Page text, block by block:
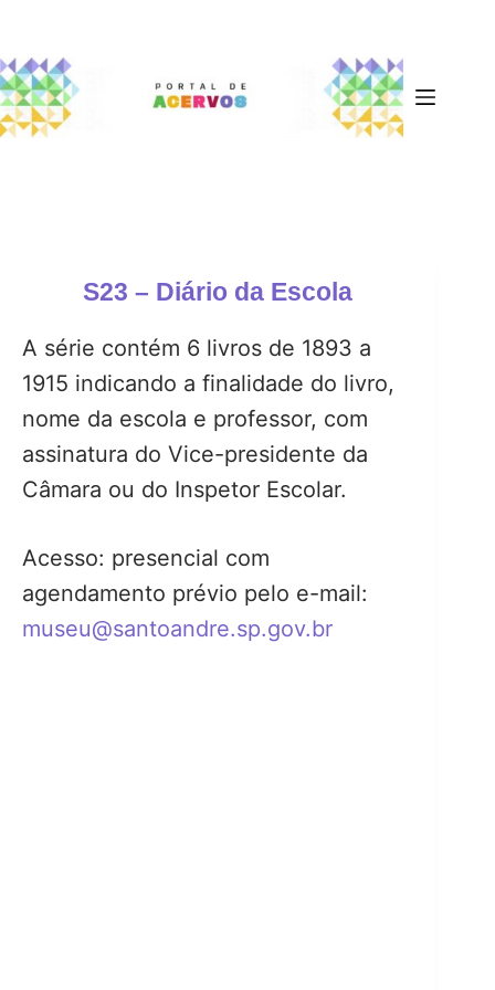
S23 – Diário da Escola
A série contém 6 livros de 1893 a
1915 indicando a finalidade do livro,
nome da escola e professor, com
assinatura do Vice-presidente da
Câmara ou do Inspetor Escolar.
Acesso: presencial com
agendamento prévio pelo e-mail:
museu@santoandre.sp.gov.br